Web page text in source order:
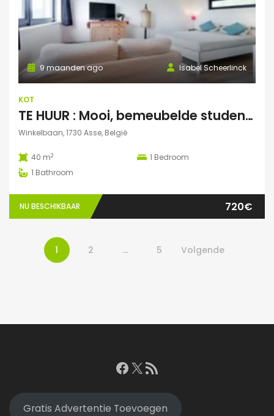
Isabel Scheerlinck
9 maanden ago
KOT
TE HUUR : Mooi, bemeubelde studentenstudio te Asse
Winkelbaan, 1730 Asse, België
40 m2 1 Bedroom
1 Bathroom
NU BESCHIKBAAR 720€
1 2 … 5 Volgende
Facebook
X RSS feed
Gratis Advertentie Toevoegen